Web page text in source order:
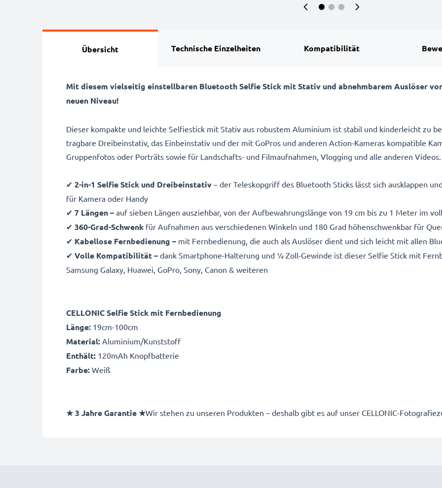
Übersicht Technische Einzelheiten Kompatibilität
Mit diesem vielseitig einstellbaren Bluetooth Selfie Stick mit Stativ und abnehmbarem Auslöser von
neuen Niveau!
Dieser kompakte und leichte Selfiestick mit Stativ aus robustem Aluminium ist stabil und kinderleicht zu
tragbare Dreibeinstativ, das Einbeinstativ und der mit GoPros und anderen Action-Kameras kompatible
Gruppenfotos oder Porträts sowie für Landschafts- und Filmaufnahmen, Vlogging und alle anderen Videos.
✔ 2-in-1 Selfie Stick und Dreibeinstativ – der Teleskopgriff des Bluetooth Sticks lässt sich ausklappen
für Kamera oder Handy
✔ 7 Längen – auf sieben Längen ausziehbar, von der Aufbewahrungslänge von 19 cm bis zu 1 Meter im
✔ 360-Grad-Schwenk für Aufnahmen aus verschiedenen Winkeln und 180 Grad höhenschwenkbar für
✔ Kabellose Fernbedienung – mit Fernbedienung, die auch als Auslöser dient und sich leicht mit allen
✔ Volle Kompatibilität – dank Smartphone-Halterung und ¼ Zoll-Gewinde ist dieser Selfie Stick mit
Samsung Galaxy, Huawei, GoPro, Sony, Canon & weiteren
CELLONIC Selfie Stick mit Fernbedienung
Länge: 19cm-100cm
Material: Aluminium/Kunststoff
Enthält: 120mAh Knopfbatterie
Farbe: Weiß
★ 3 Jahre Garantie ★Wir stehen zu unseren Produkten – deshalb gibt es auf unser CELLONIC-